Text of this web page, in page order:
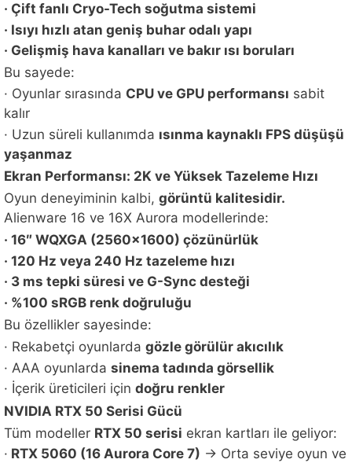
· Çift fanlı Cryo-Tech soğutma sistemi
· Isıyı hızlı atan geniş buhar odalı yapı
· Gelişmiş hava kanalları ve bakır ısı boruları
Bu sayede:
· Oyunlar sırasında CPU ve GPU performansı sabit
kalır
· Uzun süreli kullanımda ısınma kaynaklı FPS düşüşü
yaşanmaz
Ekran Performansı: 2K ve Yüksek Tazeleme Hızı
Oyun deneyiminin kalbi, görüntü kalitesidir.
Alienware 16 ve 16X Aurora modellerinde:
· 16″ WQXGA (2560×1600) çözünürlük
· 120 Hz veya 240 Hz tazeleme hızı
· 3 ms tepki süresi ve G-Sync desteği
· %100 sRGB renk doğruluğu
Bu özellikler sayesinde:
· Rekabetçi oyunlarda gözle görülür akıcılık
· AAA oyunlarda sinema tadında görsellik
· İçerik üreticileri için doğru renkler
NVIDIA RTX 50 Serisi Gücü
Tüm modeller RTX 50 serisi ekran kartları ile geliyor:
· RTX 5060 (16 Aurora Core 7) → Orta seviye oyun ve